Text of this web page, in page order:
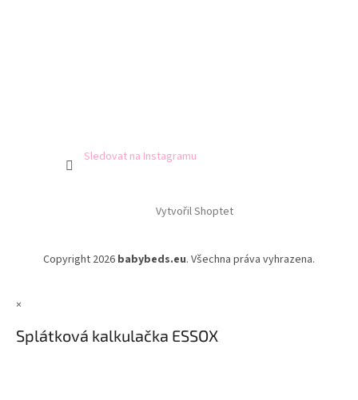
Sledovat na Instagramu
Vytvořil Shoptet
Copyright 2026 babybeds.eu. Všechna práva vyhrazena.
×
Splátková kalkulačka ESSOX